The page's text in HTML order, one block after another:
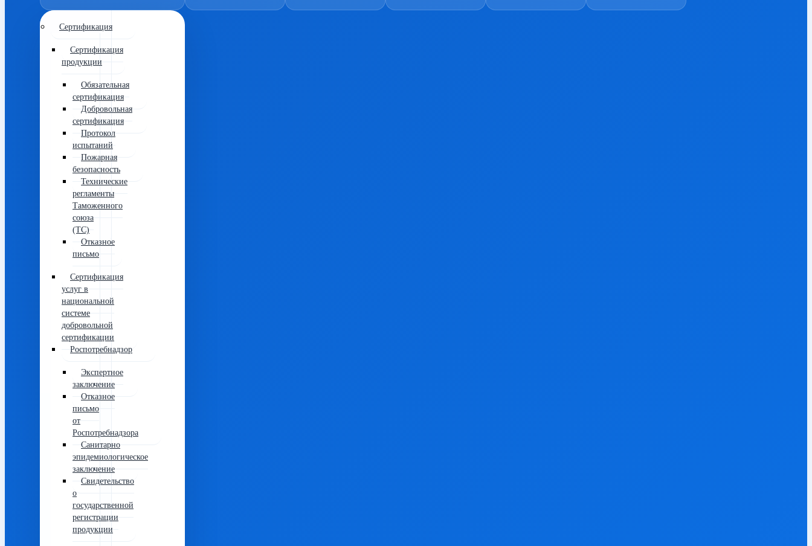
Сертификация
Сертификация
продукции
Обязательная
сертификация
Добровольная
сертификация
Протокол
испытаний
Пожарная
безопасность
Технические
регламенты
Таможенного
союза
(ТС)
Отказное
письмо
Сертификация
услуг в
национальной
системе
добровольной
сертификации
Роспотребнадзор
Экспертное
заключение
Отказное
письмо
от
Роспотребнадзора
Санитарно
эпидемиологическое
заключение
Свидетельство
о
государственной
регистрации
продукции